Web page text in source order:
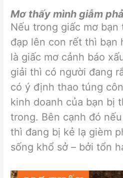
Mơ thấy mình giẫm
Nếu trong giấc mơ bạn
đạp lên con rết thì bạn
là giấc mơ cảnh báo
giải thì có người đang
có ý định thao túng
kinh doanh của bạn bị
trong. Bên cạnh đó
thì đang bị kẻ lạ gièm
sống khổ sở – bởi tổn